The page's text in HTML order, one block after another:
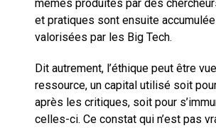
mêmes produites par des
et pratiques sont ensuite
valorisées par les Big Tech.
Dit autrement, l’éthique peut être
ressource, un capital utilisé soit
après les critiques, soit pour
celles-ci. Ce constat qui n’est pas